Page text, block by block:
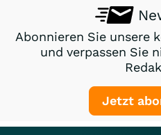
Abonnieren Sie unsere
und verpassen Sie
Jetzt